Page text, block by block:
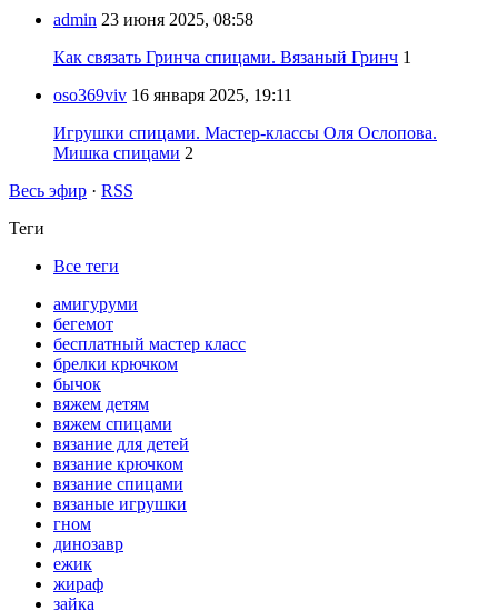
admin 23 июня 2025, 08:58
Как связать Гринча спицами. Вязаный Гринч 1
oso369viv 16 января 2025, 19:11
Игрушки спицами. Мастер-классы Оля Ослопова.
Мишка спицами 2
Весь эфир · RSS
Теги
Все теги
амигуруми
бегемот
бесплатный мастер класс
брелки крючком
бычок
вяжем детям
вяжем спицами
вязание для детей
вязание крючком
вязание спицами
вязаные игрушки
гном
динозавр
ежик
жираф
зайка